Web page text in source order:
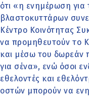
ότι «η ενημέρωση για
βλαστοκυττάρων
Κέντρο Κοινότητας
να προμηθευτούν το
και μέσω του δωρεάν
για σένα», ενώ όσοι
εθελοντές και
οστών μπορούν να